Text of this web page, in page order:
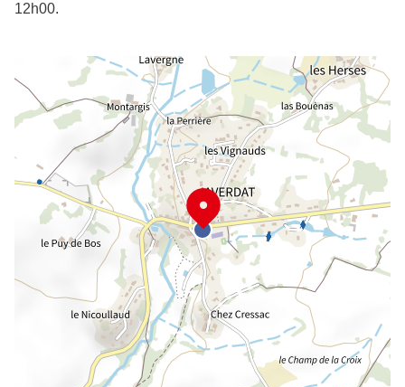
12h00.